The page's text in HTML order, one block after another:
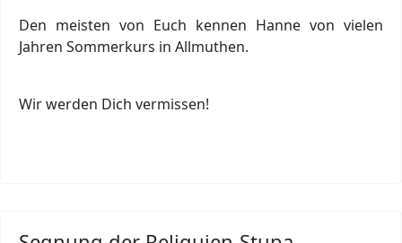
Den meisten von Euch kennen Hanne von vielen
Jahren Sommerkurs in Allmuthen.
Wir werden Dich vermissen!